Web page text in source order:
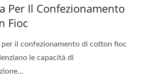
Per Il Confezionamento
Fioc
per il confezionamento di cotton fioc
le capacità di